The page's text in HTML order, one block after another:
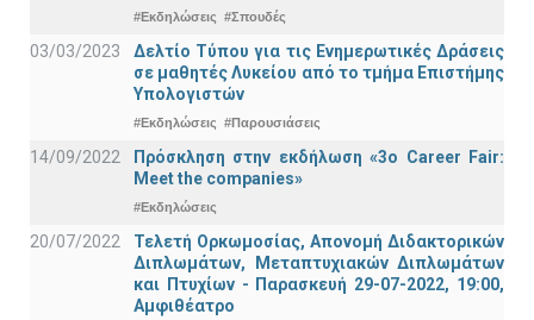
#Εκδηλώσεις #Σπουδές
03/03/2023
Δελτίο Τύπου για τις Ενημερωτικές Δράσεις
σε μαθητές Λυκείου από το τμήμα Επιστήμης
Υπολογιστών
#Εκδηλώσεις #Παρουσιάσεις
14/09/2022
Πρόσκληση στην εκδήλωση «3ο Career Fair:
Meet the companies»
#Εκδηλώσεις
20/07/2022
Τελετή Ορκωμοσίας, Απονομή Διδακτορικών
Διπλωμάτων, Μεταπτυχιακών Διπλωμάτων
και Πτυχίων - Παρασκευή 29-07-2022, 19:00,
Αμφιθέατρο